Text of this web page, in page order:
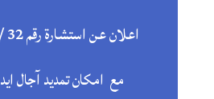
مع امكان تمديد آجال